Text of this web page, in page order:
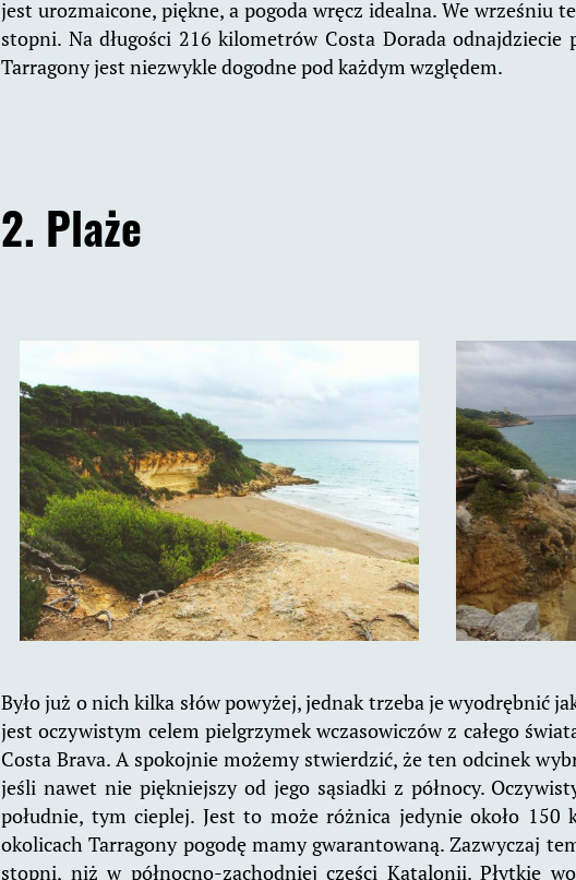
jest urozmaicone, piękne, a pogoda wręcz idealna. We wrześniu
stopni. Na długości 216 kilometrów Costa Dorada odnajdziecie
Tarragony jest niezwykle dogodne pod każdym względem.
2. Plaże
Było już o nich kilka słów powyżej, jednak trzeba je wyodrębnić
jest oczywistym celem pielgrzymek wczasowiczów z całego
Costa Brava. A spokojnie możemy stwierdzić, że ten odcinek
jeśli nawet nie piękniejszy od jego sąsiadki z północy.
południe, tym cieplej. Jest to może różnica jedynie około
okolicach Tarragony pogodę mamy gwarantowaną. Zazwyczaj
stopni, niż w północno-zachodniej części Katalonii. Płytkie